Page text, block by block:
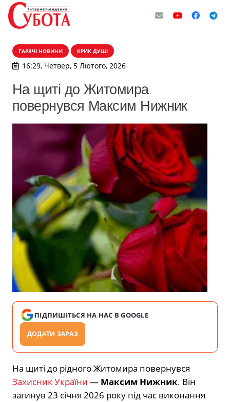
ГАРЯЧІ НОВИНИ КРИК ДУШІ
16:29, Четвер, 5 Лютого, 2026
На щиті до Житомира
повернувся Максим Нижник
ПІДПИШІТЬСЯ НА НАС В GOOGLE
ДОДАТИ ЗАРАЗ
На щиті до рідного Житомира повернувся
Захисник України — Максим Нижник. Він
загинув 23 січня 2026 року під час виконання